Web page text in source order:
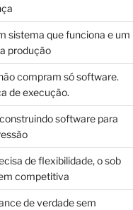
sistema que funciona e um
produção
compram só software.
de execução.
software para
de flexibilidade, o sob
competitiva
de verdade sem